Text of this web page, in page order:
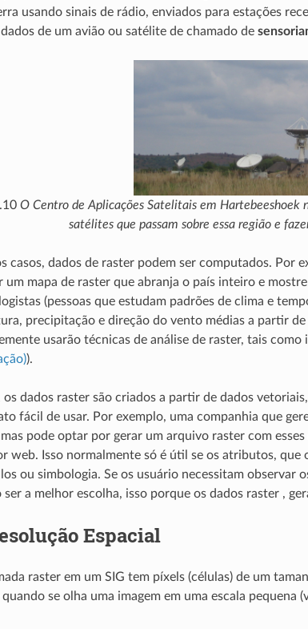
usando sinais de rádio, enviados para estações
de um avião ou satélite de chamado de
O Centro de Aplicações Satelitais em Hartebeeshoek
satélites que passam sobre essa região e
casos, dados de raster podem ser computados. Por
um mapa de raster que abranja o país inteiro e
(pessoas que estudam padrões de clima e
precipitação e direção do vento médias a partir
usarão técnicas de análise de raster, tais
).
os dados raster são criados a partir de dados
fácil de usar. Por exemplo, uma companhia que
pode optar por gerar um arquivo raster com
web. Isso normalmente só é útil se os atributos,
ou simbologia. Se os usuário necessitam
ser a melhor escolha, isso porque os dados raster ,
Espacial
raster em um SIG tem píxels (células) de um
se olha uma imagem em uma escala pequena